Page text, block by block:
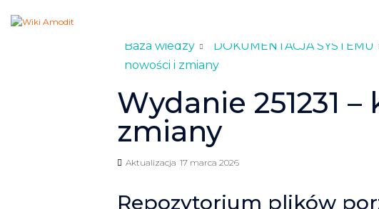
Baza wiedzy DOKUMENTACJA SYSTEMU
nowości i zmiany
Wydanie 251231
zmiany
Aktualizacja 17 marca 2026
Repozytorium plików